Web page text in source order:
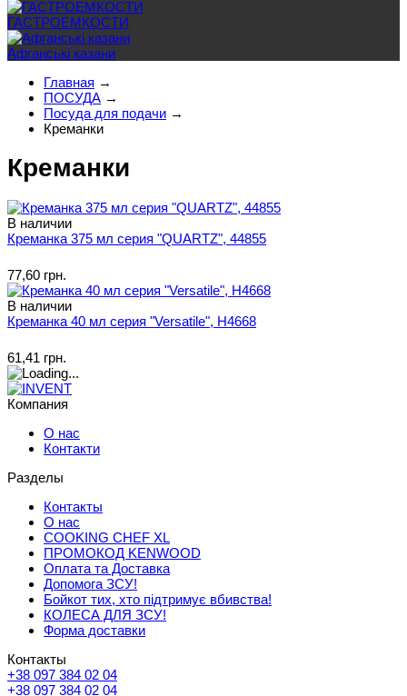
ГАСТРОЕМКОСТИ
Афганські казани
Главная →
ПОСУДА →
Посуда для подачи →
Креманки
Креманки
В наличии
Креманка 375 мл серия "QUARTZ", 44855
77,60 грн.
В наличии
Креманка 40 мл серия "Versatile", H4668
61,41 грн.
Компания
О нас
Контакти
Разделы
Контакты
О нас
COOKING CHEF XL
ПРОМОКОД KENWOOD
Оплата та Доставка
Допомога ЗСУ!
Бойкот тих, хто підтримує вбивства!
КОЛЕСА ДЛЯ ЗСУ!
Форма доставки
Контакты
+38 097 384 02 04
+38 097 384 02 04